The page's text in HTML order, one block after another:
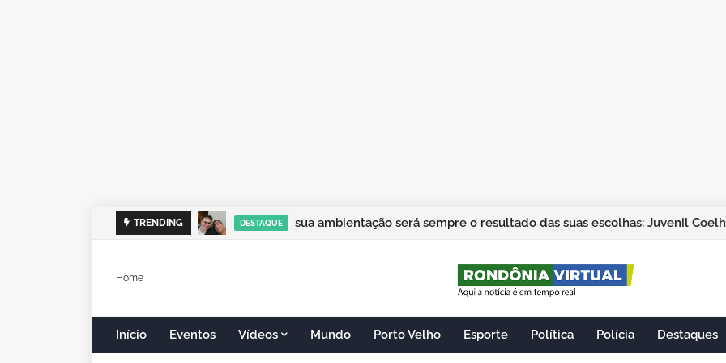
TRENDING DESTAQUE sua ambientação será sempre o resultado das suas escolhas: Juvenil
Home
Início Eventos Vídeos Mundo Porto Velho Esporte Política Polícia Destaques